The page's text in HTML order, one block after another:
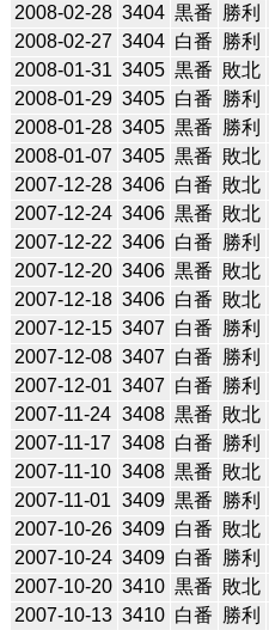
2008-02-28 3404 黒番 勝利
2008-02-27 3404 白番 勝利
2008-01-31 3405 黒番 敗北
2008-01-29 3405 白番 勝利
2008-01-28 3405 黒番 勝利
2008-01-07 3405 黒番 敗北
2007-12-28 3406 白番 敗北
2007-12-24 3406 黒番 敗北
2007-12-22 3406 白番 勝利
2007-12-20 3406 黒番 敗北
2007-12-18 3406 白番 敗北
2007-12-15 3407 白番 勝利
2007-12-08 3407 白番 勝利
2007-12-01 3407 白番 勝利
2007-11-24 3408 黒番 敗北
2007-11-17 3408 白番 勝利
2007-11-10 3408 黒番 敗北
2007-11-01 3409 黒番 勝利
2007-10-26 3409 白番 敗北
2007-10-24 3409 白番 勝利
2007-10-20 3410 黒番 敗北
2007-10-13 3410 白番 勝利